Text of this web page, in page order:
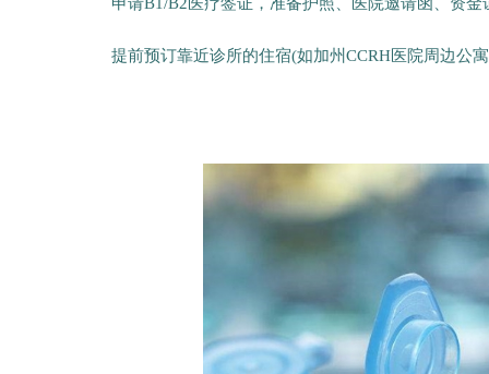
提前预订靠近诊所的住宿(如加州CCRH医院周边公